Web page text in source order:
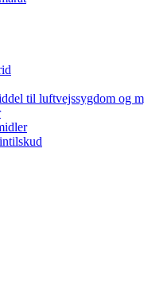
til luftvejssygdom og